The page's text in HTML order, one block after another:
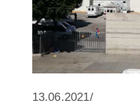
13.06.2021/